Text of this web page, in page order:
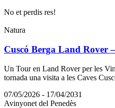
No et perdis res!
Natura
Cuscó Berga Land Rover
Un Tour en Land Rover per les
tornada una visita a les Caves
07/05/2026 - 17/04/2031
Avinyonet del Penedès